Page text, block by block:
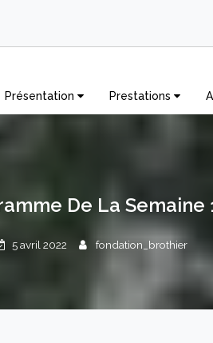
Présentation Prestations
De La Semaine
5 avril 2022 fondation_brothier